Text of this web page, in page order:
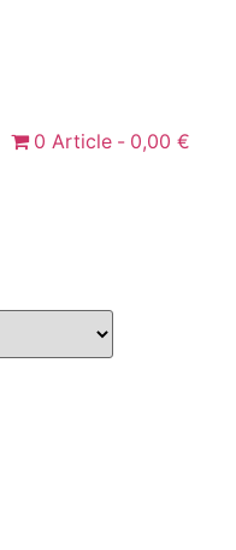
0 Article 0,00 €